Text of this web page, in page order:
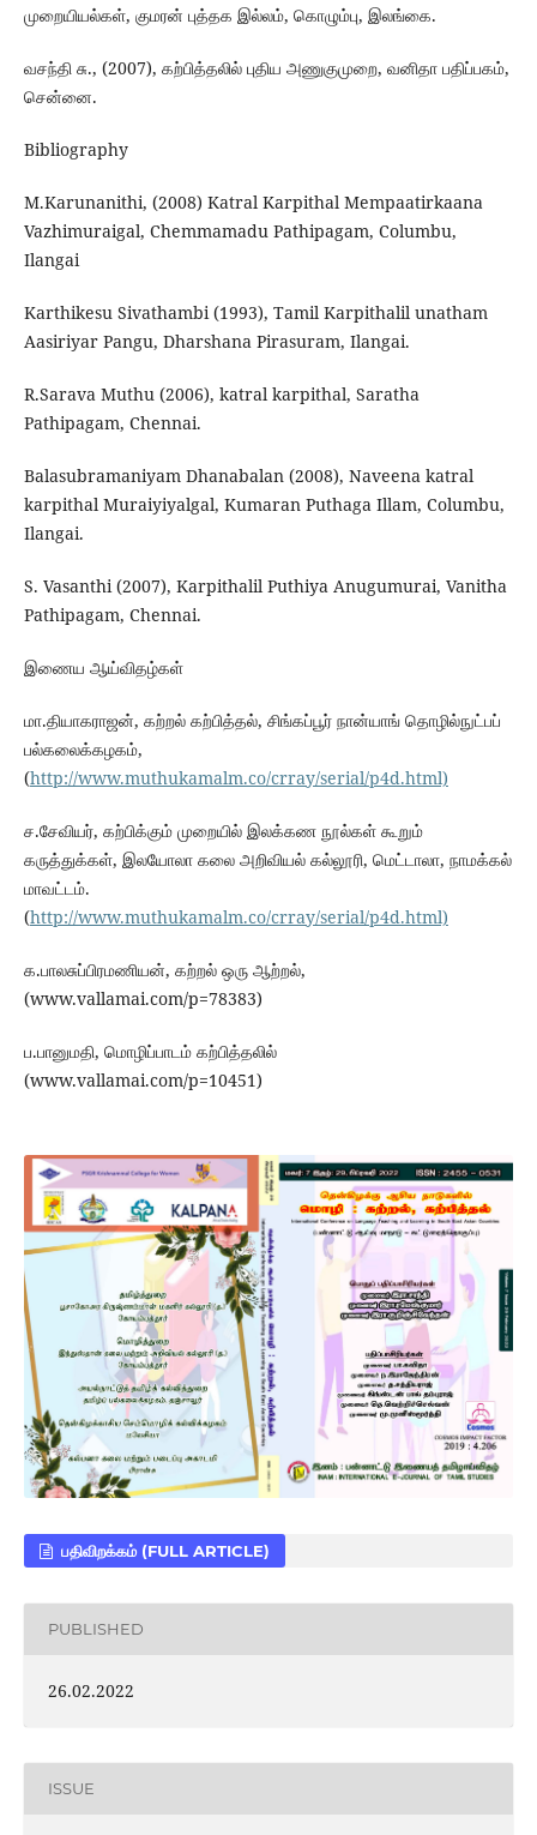
முறையியல்கள், குமரன் புத்தக இல்லம், கொழும்பு, இலங்கை.
வசந்தி சு., (2007), கற்பித்தலில் புதிய அணுகுமுறை, வனிதா பதிப்பகம்,
சென்னை.
Bibliography
M.Karunanithi, (2008) Katral Karpithal Mempaatirkaana
Vazhimuraigal, Chemmamadu Pathipagam, Columbu,
Ilangai
Karthikesu Sivathambi (1993), Tamil Karpithalil unatham
Aasiriyar Pangu, Dharshana Pirasuram, Ilangai.
R.Sarava Muthu (2006), katral karpithal, Saratha
Pathipagam, Chennai.
Balasubramaniyam Dhanabalan (2008), Naveena katral
karpithal Muraiyiyalgal, Kumaran Puthaga Illam, Columbu,
Ilangai.
S. Vasanthi (2007), Karpithalil Puthiya Anugumurai, Vanitha
Pathipagam, Chennai.
இணைய ஆய்விதழ்கள்
மா.தியாகராஜன், கற்றல் கற்பித்தல், சிங்கப்பூர் நான்யாங் தொழில்நுட்பப்
பல்கலைக்கழகம்,
(http://www.muthukamalm.co/crray/serial/p4d.html)
ச.சேவியர், கற்பிக்கும் முறையில் இலக்கண நூல்கள் கூறும்
கருத்துக்கள், இலயோலா கலை அறிவியல் கல்லூரி, மெட்டாலா, நாமக்கல்
மாவட்டம்.
(http://www.muthukamalm.co/crray/serial/p4d.html)
க.பாலசுப்பிரமணியன், கற்றல் ஒரு ஆற்றல்,
(www.vallamai.com/p=78383)
ப.பானுமதி, மொழிப்பாடம் கற்பித்தலில்
(www.vallamai.com/p=10451)
பதிவிறக்கம் (FULL ARTICLE)
PUBLISHED
26.02.2022
ISSUE